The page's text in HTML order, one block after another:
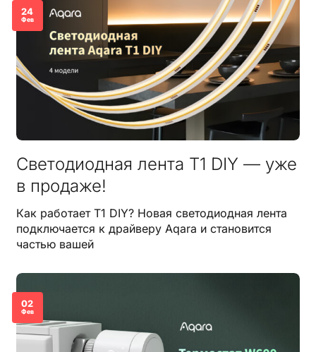
Светодиодная лента T1 DIY — уже
в продаже!
Как работает T1 DIY? Новая светодиодная лента
подключается к драйверу Aqara и становится
частью вашей
24
Фев
02
Фев